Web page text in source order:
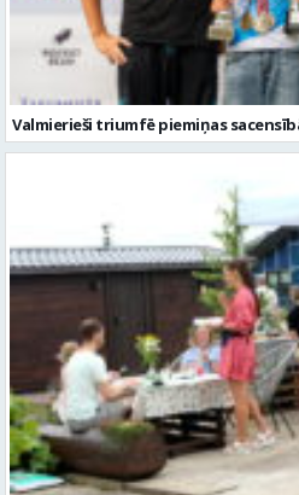
Valmierieši triumfē piemiņas